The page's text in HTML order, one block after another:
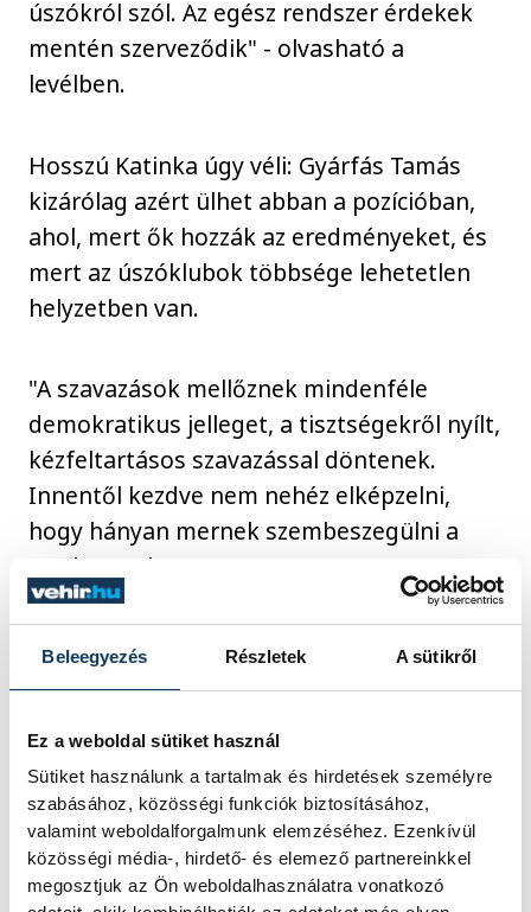
Beleegyezés Részletek A sütikről
Ez a weboldal sütiket használ
Sütiket használunk a tartalmak és hirdetések személyre
szabásához, közösségi funkciók biztosításához,
valamint weboldalforgalmunk elemzéséhez. Ezenkívül
közösségi média-, hirdető- és elemező partnereinkkel
megosztjuk az Ön weboldalhasználatra vonatkozó
úszókról szól. Az egész rendszer érdekek
mentén szerveződik" - olvasható a
levélben.
Hosszú Katinka úgy véli: Gyárfás Tamás
kizárólag azért ülhet abban a pozícióban,
ahol, mert ők hozzák az eredményeket, és
mert az úszóklubok többsége lehetetlen
helyzetben van.
"A szavazások mellőznek mindenféle
demokratikus jelleget, a tisztségekről nyílt,
kézfeltartásos szavazással döntenek.
Innentől kezdve nem nehéz elképzelni,
hogy hányan mernek szembeszegülni a
rendszerrel."
Szerinte a MÚSZ vezetősége nemcsak az
úszókat, teljes klubokat tart sakkban
"A létbizonytalanság megőrzése Gyárfásék
számára elengedhetetlen. A rendszer és a
rosszul rögzült, ősrégi metódusok